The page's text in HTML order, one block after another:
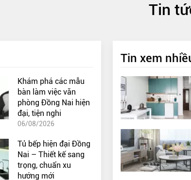
Tin
Khám phá các mẫu
bàn làm việc văn
phòng Đồng Nai hiện
đại, tiện nghi
06/08/2026
Tủ bếp hiện đại Đồng
Nai – Thiết kế sang
trọng, chuẩn xu
hướng mới
Tin xem